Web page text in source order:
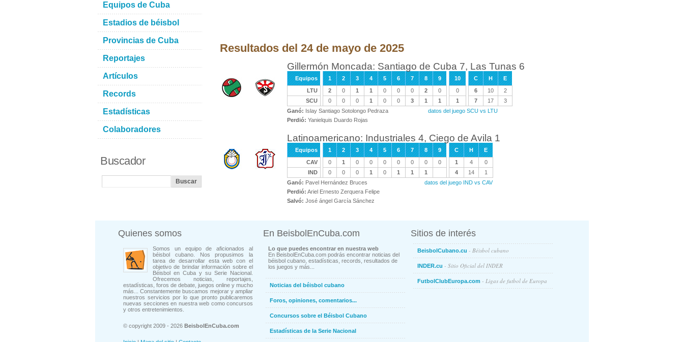
Resultados del 24 de mayo de 2025
Gillermón Moncada: Santiago de Cuba 7, Las Tunas 6
Equipos 1 2 3 4 5 6 7 8 9 10 C H
E
LTU
2 0 1 1 0 0 0 2 0 0 6 10
2
SCU
0 0 0 1 0 0 3 1 1 1 7 17
3
datos del juego SCU vs LTU
Ganó: Islay Santiago Sotolongo Pedraza
Perdió: Yanielquis Duardo Rojas
Latinoamericano: Industriales 4, Ciego de Avila 1
Equipos 1 2 3 4 5 6 7 8 9 C H
E
CAV
0 1 0 0 0 0 0 0 0 1 4
0
IND
0 0 0 1 0 1 1 1 4 14
1
datos del juego IND vs CAV
Ganó: Pavel Hernández Bruces
Perdió: Ariel Ernesto Zerquera Felipe
Salvó: José ángel García Sánchez
Equipos de Cuba
Estadios de béisbol
Provincias de Cuba
Reportajes
Artículos
Records
Estadísticas
Colaboradores
Buscador
Quienes somos
Somos un equipo de aficionados al
béisbol cubano. Nos propusimos la
tarea de desarrollar esta web con el
objetivo de brindar información sobre el
Béisbol en Cuba y su Serie Nacional.
Ofrecemos noticias, reportajes,
estadísticas, foros de debate, juegos online y mucho
más... Constantemente buscamos mejorar y ampliar
nuestros servicios por lo que pronto publicaremos
nuevas secciones en nuestra web como concursos
y otros entretenimientos.
© copyright 2009 - 2026 BeisbolEnCuba.com
En BeisbolEnCuba.com
Lo que puedes encontrar en nuestra web
En BeisbolEnCuba.com podrás encontrar noticias del
béisbol cubano, estadísticas, records, resultados de
los juegos y más...
Noticias del béisbol cubano
Foros, opiniones, comentarios...
Concursos sobre el Béisbol Cubano
Estadísticas de la Serie Nacional
Sitios de interés
BeisbolCubano.cu - Béisbol cubano
INDER.cu - Sitio Oficial del INDER
FutbolClubEuropa.com - Ligas de futbol de Europa